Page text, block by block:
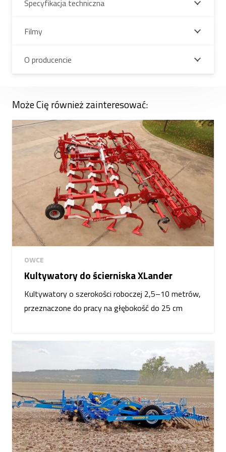
Specyfikacja techniczna
Filmy
O producencie
Może Cię również zainteresować:
OWCE
Kultywatory do ścierniska XLander
Kultywatory o szerokości roboczej 2,5–10 metrów,
przeznaczone do pracy na głębokość do 25 cm